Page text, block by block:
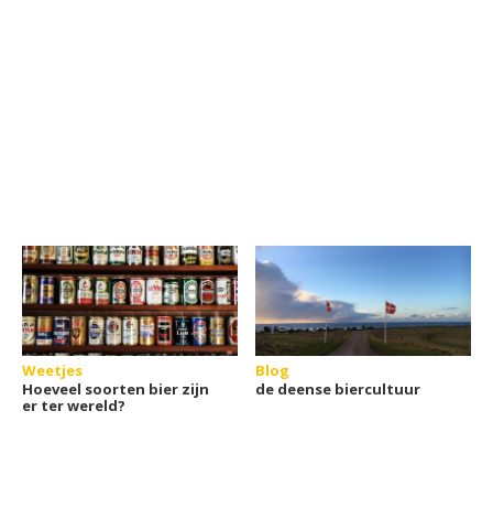
Weetjes
Hoeveel soorten bier zijn
er ter wereld?
Blog
de deense biercultuur